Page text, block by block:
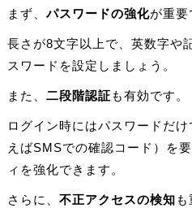
まず、パスワードの強化が重要
長さが8文字以上で、英数字や
スワードを設定しましょう。
また、 二段階認証も有効です。
ログイン時にはパスワードだ
えばSMSでの確認コード）を
ィを強化できます。
さらに、 不正アクセスの検知も